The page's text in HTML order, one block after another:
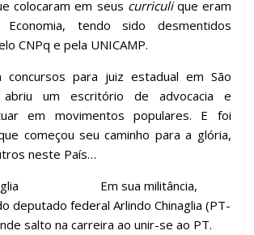
colocaram em seus curriculique eram
tendo sido desmentidos
CNPq e pela UNICAMP.
concursos para juiz estadual em São
abriu um escritório de advocacia e
em movimentos populares. E foi
começou seu caminho para a glória,
neste País…
Em sua militância,
deputado federal Arlindo Chinaglia (PT-
salto na carreira ao unir-se ao PT.